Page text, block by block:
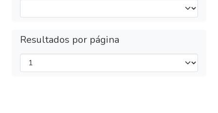
Resultados por página